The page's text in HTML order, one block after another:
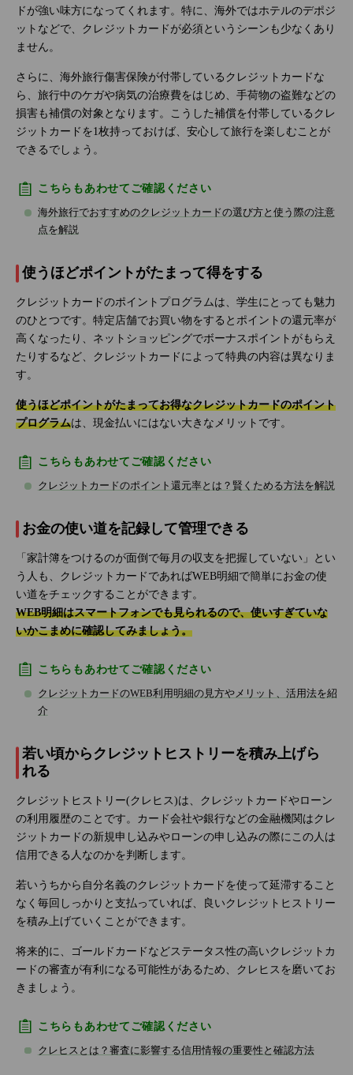
ドが強い味方になってくれます。特に、海外ではホテルのデポジ
ットなどで、クレジットカードが必須というシーンも少なくあり
ません。
さらに、海外旅行傷害保険が付帯しているクレジットカードな
ら、旅行中のケガや病気の治療費をはじめ、手荷物の盗難などの
損害も補償の対象となります。こうした補償を付帯しているクレ
ジットカードを1枚持っておけば、安心して旅行を楽しむことが
できるでしょう。
こちらもあわせてご確認ください
海外旅行でおすすめのクレジットカードの選び方と使う際の注意
点を解説
使うほどポイントがたまって得をする
クレジットカードのポイントプログラムは、学生にとっても魅力
のひとつです。特定店舗でお買い物をするとポイントの還元率が
高くなったり、ネットショッピングでボーナスポイントがもらえ
たりするなど、クレジットカードによって特典の内容は異なりま
す。
使うほどポイントがたまってお得なクレジットカードのポイント
プログラムは、現金払いにはない大きなメリットです。
こちらもあわせてご確認ください
クレジットカードのポイント還元率とは？賢くためる方法を解説
お金の使い道を記録して管理できる
「家計簿をつけるのが面倒で毎月の収支を把握していない」とい
う人も、クレジットカードであればWEB明細で簡単にお金の使
い道をチェックすることができます。
WEB明細はスマートフォンでも見られるので、使いすぎていな
いかこまめに確認してみましょう。
こちらもあわせてご確認ください
クレジットカードのWEB利用明細の見方やメリット、活用法を紹
介
若い頃からクレジットヒストリーを積み上げら
れる
クレジットヒストリー(クレヒス)は、クレジットカードやローン
の利用履歴のことです。カード会社や銀行などの金融機関はクレ
ジットカードの新規申し込みやローンの申し込みの際にこの人は
信用できる人なのかを判断します。
若いうちから自分名義のクレジットカードを使って延滞すること
なく毎回しっかりと支払っていれば、良いクレジットヒストリー
を積み上げていくことができます。
将来的に、ゴールドカードなどステータス性の高いクレジットカ
ードの審査が有利になる可能性があるため、クレヒスを磨いてお
きましょう。
こちらもあわせてご確認ください
クレヒスとは？審査に影響する信用情報の重要性と確認方法